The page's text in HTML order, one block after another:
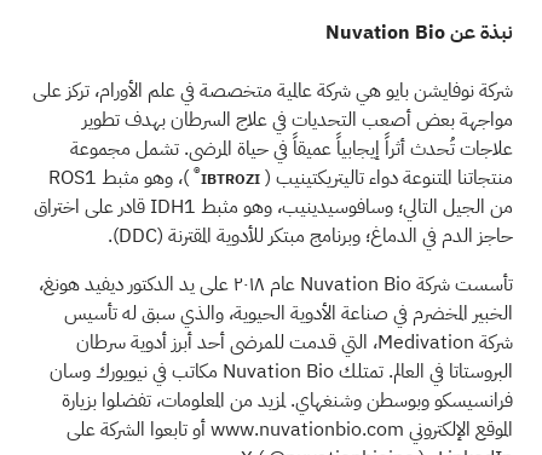
نبذة عن Nuvation Bio
شركة نوفايشن بايو هي شركة عالمية متخصصة في علم الأورام، تركز على
مواجهة بعض أصعب التحديات في علاج السرطان بهدف تطوير
علاجات تُحدث أثراً إيجابياً عميقاً في حياة المرضى. تشمل مجموعة
منتجاتنا المتنوعة دواء تاليتريكتينيب ( IBTROZI®
)، وهو مثبط ROS1
من الجيل التالي؛ وسافوسيدينيب، وهو مثبط IDH1 قادر على اختراق
حاجز الدم في الدماغ؛ وبرنامج مبتكر للأدوية المقترنة (DDC)
.
تأسست شركة Nuvation Bio عام ٢٠١٨ على يد الدكتور ديفيد هونغ،
الخبير المخضرم في صناعة الأدوية الحيوية، والذي سبق له تأسيس
شركة Medivation، التي قدمت للمرضى أحد أبرز أدوية سرطان
البروستاتا في العالم. تمتلك Nuvation Bio مكاتب في نيويورك وسان
فرانسيسكو وبوسطن وشنغهاي. لمزيد من المعلومات، تفضلوا بزيارة
الموقع الإلكتروني www.nuvationbio.com
أو تابعوا الشركة على